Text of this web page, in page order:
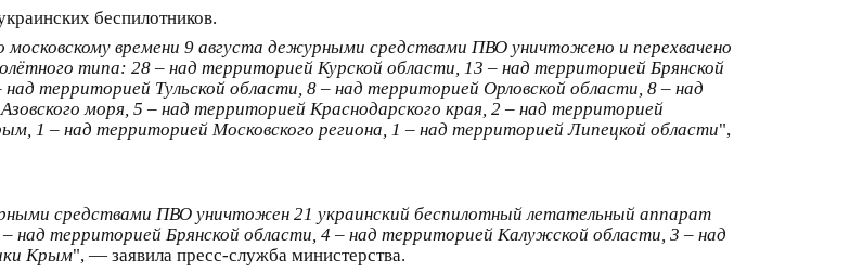
беспилотников.
времени 9 августа дежурными средствами ПВО уничтожено и перехвачено
типа: 28 – над территорией Курской области, 13 – над территорией Брянской
территорией Тульской области, 8 – над территорией Орловской области, 8 – над
моря, 5 – над территорией Краснодарского края, 2 – над территорией
1 – над территорией Московского региона, 1 – над территорией Липецкой области",
средствами ПВО уничтожен 21 украинский беспилотный летательный аппарат
над территорией Брянской области, 4 – над территорией Калужской области, 3 – над
Крым", — заявила пресс-служба министерства.